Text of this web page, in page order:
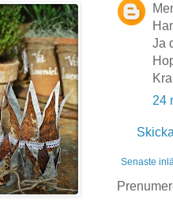
Ja
24
Senaste